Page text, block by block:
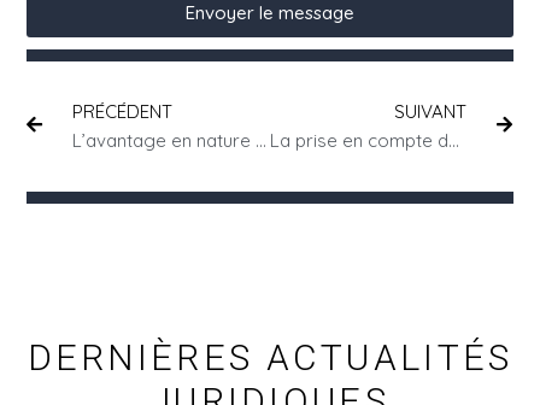
Envoyer le message
PRÉCÉDENT
L’avantage en nature repas dans la convention HCR
SUIVANT
La prise en compte des temps de trajet des salariés itinérants : revirement de jurisprudence de la Cour de cassation
DERNIÈRES ACTUALITÉS